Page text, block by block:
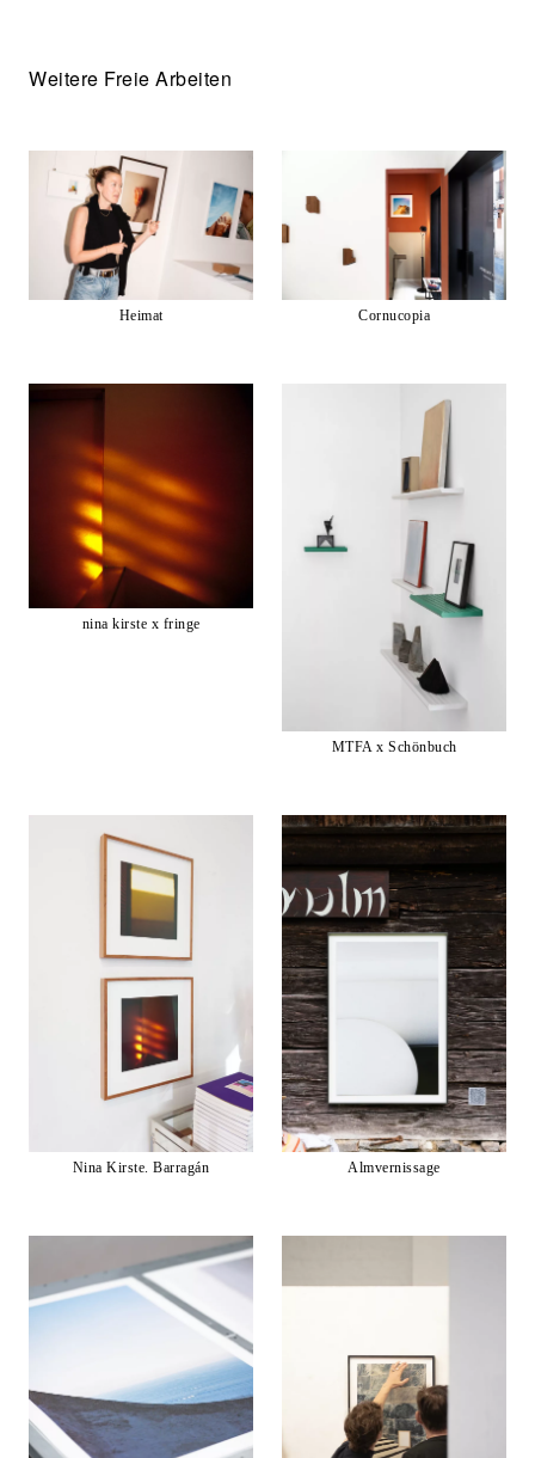
Weitere Freie Arbeiten
Heimat Cornucopia
nina kirste x fringe
MTFA x Schönbuch
Nina Kirste. Barragán Almvernissage